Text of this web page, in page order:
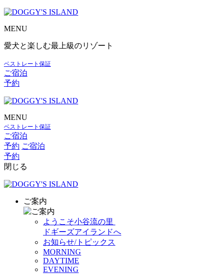
MENU
愛犬と楽しむ最上級のリゾート
ベストレート保証
ご宿泊
予約
MENU
ベストレート保証
ご宿泊
予約 ご宿泊
予約
閉じる
ご案内
ようこそ小谷流の里
ドギーズアイランドへ
お知らせ/トピックス
MORNING
DAYTIME
EVENING